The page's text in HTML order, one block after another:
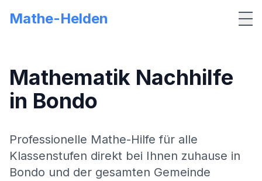
Mathe-Helden
Mathematik Nachhilfe
in Bondo
Professionelle Mathe-Hilfe für alle
Klassenstufen direkt bei Ihnen zuhause in
Bondo und der gesamten Gemeinde